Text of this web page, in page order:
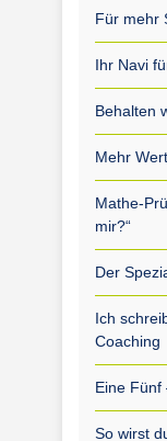
Für mehr
Ihr Navi
Behalten
Mehr Wert
Mathe-
mir?“
Der
Ich
Coaching
Eine Fünf
So wirst